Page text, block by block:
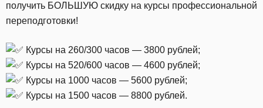
получить БОЛЬШУЮ скидку на курсы профессиональной
переподготовки!
Курсы на 260/300 часов — 3800 рублей;
Курсы на 520/600 часов — 4600 рублей;
Курсы на 1000 часов — 5600 рублей;
Курсы на 1500 часов — 8800 рублей.